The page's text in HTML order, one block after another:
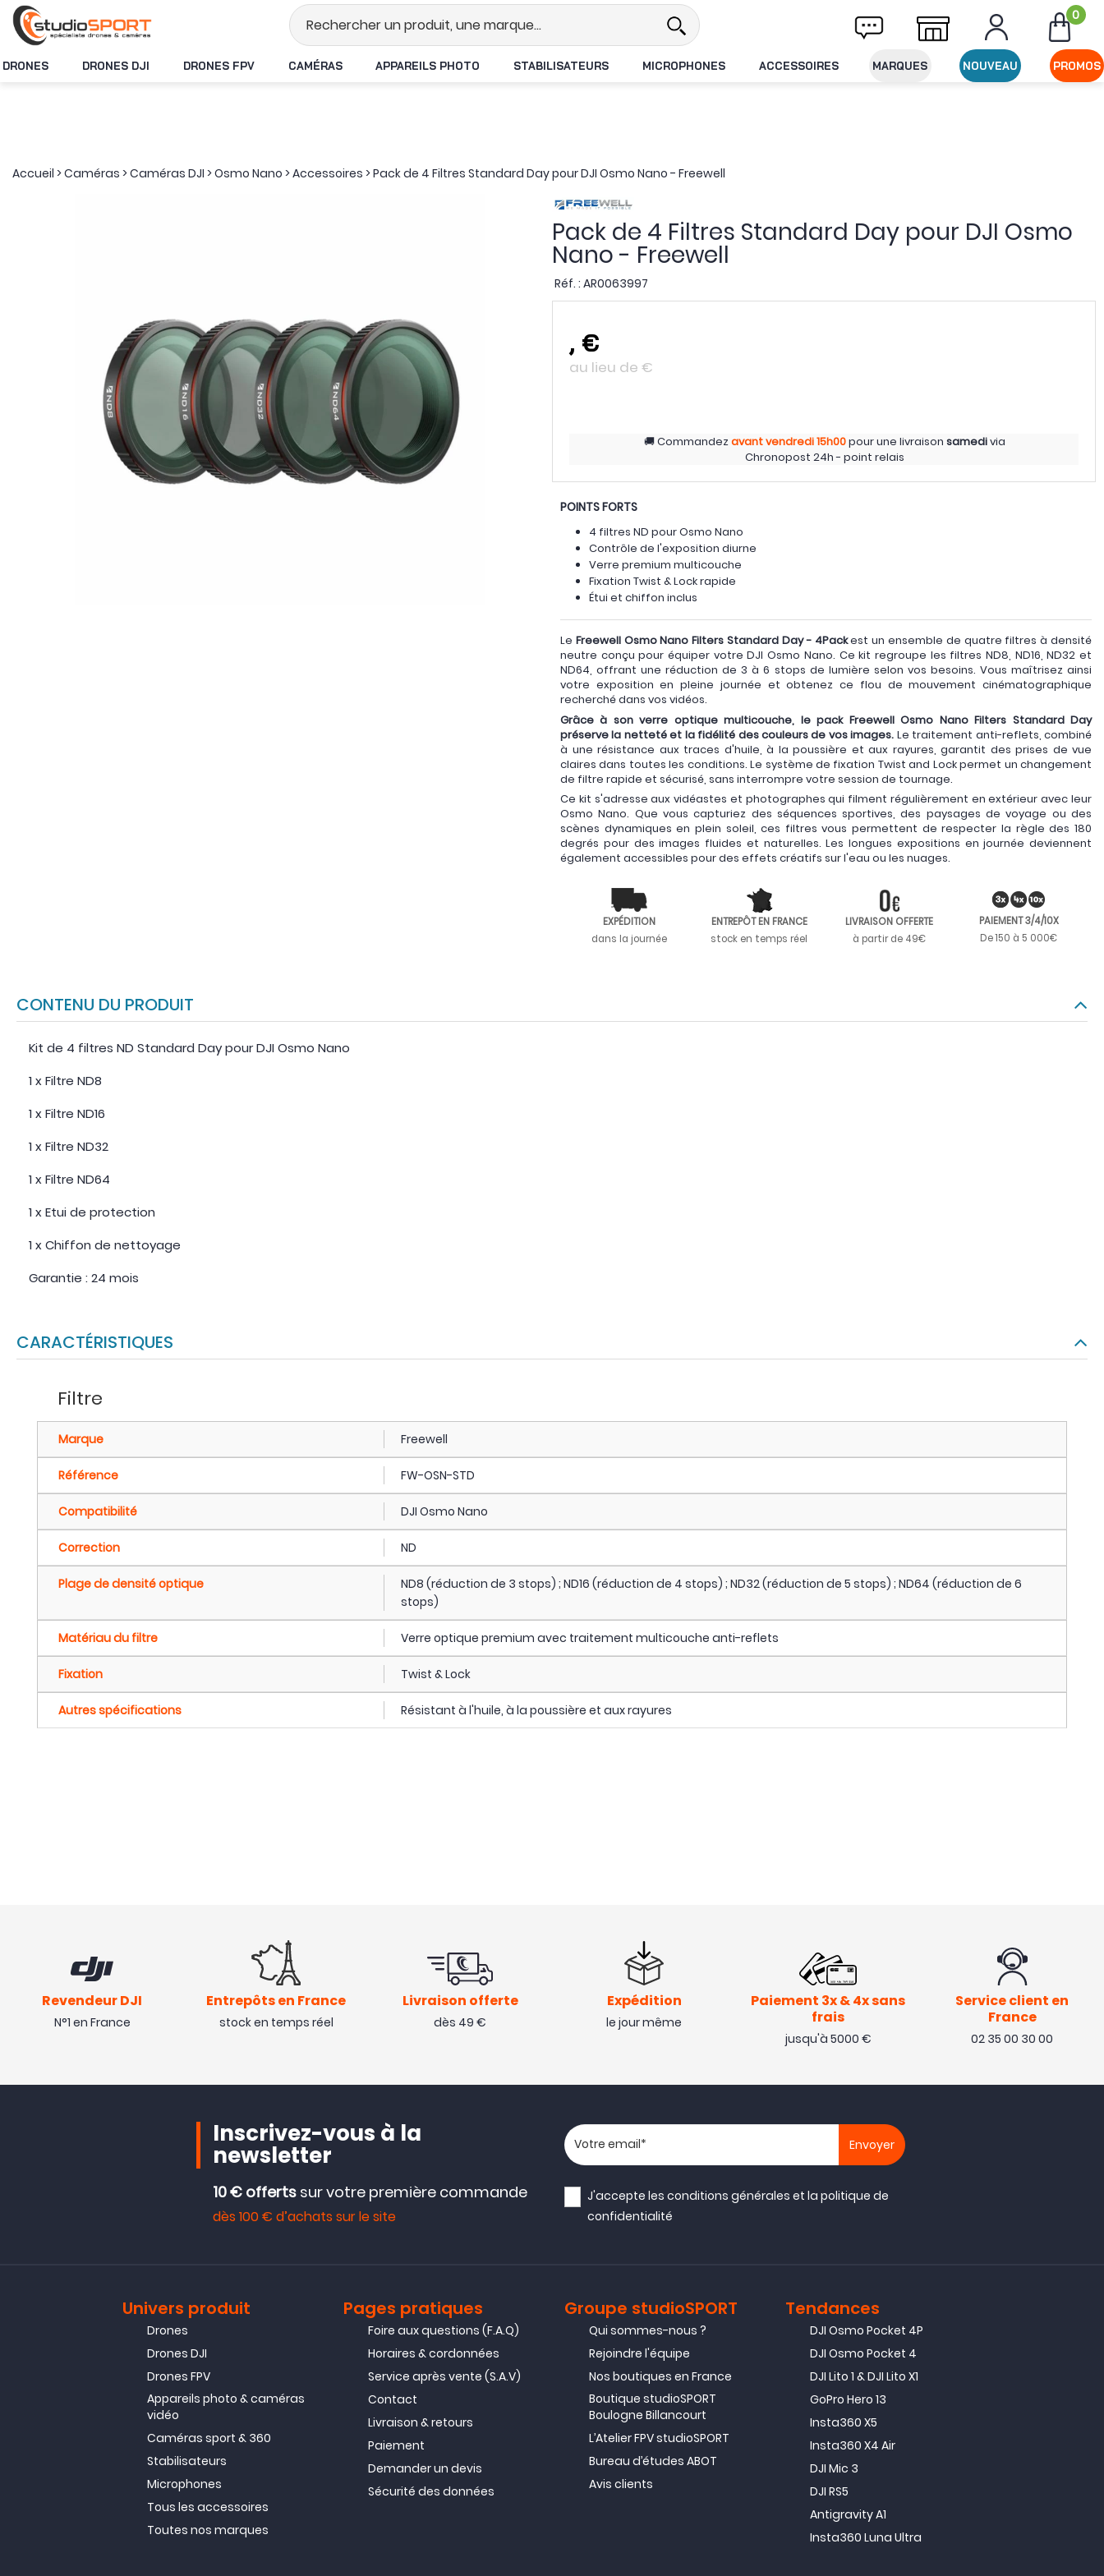
Stock en temps réel Livraison offerte dès 49€ d'achat 0
DRONES DRONES DJI DRONES FPV CAMÉRAS APPAREILS PHOTO STABILISATEURS MICROPHONES ACCESSOIRES MARQUES NOUVEAU PROMOS
Accueil >Caméras >Caméras DJI >Osmo Nano >Accessoires >Pack de 4 Filtres Standard Day pour DJI Osmo Nano - Freewell
Pack de 4 Filtres Standard Day pour DJI Osmo
Nano - Freewell
Réf. : AR0063997
, €
au lieu de €
Commandezavant vendredi15h00pour une livraison samedivia
Chronopost 24h - point relais
POINTS FORTS
4 filtres ND pour Osmo Nano
Contrôle de l'exposition diurne
Verre premium multicouche
Fixation Twist & Lock rapide
Étui et chiffon inclus
Le Freewell Osmo Nano Filters Standard Day - 4Packest un ensemble de quatre filtres à densité
neutre conçu pour équiper votre DJI Osmo Nano. Ce kit regroupe les filtres ND8, ND16, ND32 et
ND64, offrant une réduction de 3 à 6 stops de lumière selon vos besoins. Vous maîtrisez ainsi
votre exposition en pleine journée et obtenez ce flou de mouvement cinématographique
recherché dans vos vidéos.
Grâce à son verre optique multicouche, le pack Freewell Osmo Nano Filters Standard Day
préserve la netteté et la fidélité des couleurs de vos images. Le traitement anti-reflets, combiné
à une résistance aux traces d'huile, à la poussière et aux rayures, garantit des prises de vue
claires dans toutes les conditions. Le système de fixation Twist and Lock permet un changement
de filtre rapide et sécurisé, sans interrompre votre session de tournage.
Ce kit s'adresse aux vidéastes et photographes qui filment régulièrement en extérieur avec leur
Osmo Nano. Que vous capturiez des séquences sportives, des paysages de voyage ou des
scènes dynamiques en plein soleil, ces filtres vous permettent de respecter la règle des 180
degrés pour des images fluides et naturelles. Les longues expositions en journée deviennent
également accessibles pour des effets créatifs sur l'eau ou les nuages.
EXPÉDITION
dans la journée
ENTREPÔT EN FRANCE
stock en temps réel
LIVRAISON OFFERTE
à partir de 49€
PAIEMENT 3/4/10X
De 150 à 5 000€
CONTENU DU PRODUIT
Kit de 4 filtres ND Standard Day pour DJI Osmo Nano
1 x Filtre ND8
1 x Filtre ND16
1 x Filtre ND32
1 x Filtre ND64
1 x Etui de protection
1 x Chiffon de nettoyage
Garantie : 24 mois
CARACTÉRISTIQUES
Filtre
Marque Freewell
Référence FW-OSN-STD
Compatibilité DJI Osmo Nano
Correction ND
Plage de densité optique
ND8 (réduction de 3 stops) ; ND16 (réduction de 4 stops) ; ND32 (réduction de 5 stops) ; ND64 (réduction de 6
stops)
Matériau du filtre Verre optique premium avec traitement multicouche anti-reflets
Fixation Twist & Lock
Autres spécifications Résistant à l'huile, à la poussière et aux rayures
Revendeur DJI
N°1 en France
Entrepôts en France
stock en temps réel
Livraison offerte
dès 49 €
Expédition
le jour même
Paiement 3x & 4x sans
frais
jusqu'à 5000 €
Service client en
France
02 35 00 30 00
Inscrivez-vous à la
newsletter
10 € offerts sur votre première commande
dès 100 € d’achats sur le site
Votre adresse email
J'accepte lesconditions générales et lapolitique de
confidentialité
Univers produit
Drones
Drones DJI
Drones FPV
Appareils photo & caméras
vidéo
Caméras sport & 360
Stabilisateurs
Microphones
Tous les accessoires
Toutes nos marques
Pages pratiques
Foire aux questions (F.A.Q)
Horaires & cordonnées
Service après vente (S.A.V)
Contact
Livraison & retours
Paiement
Demander un devis
Sécurité des données
Groupe studioSPORT
Qui sommes-nous ?
Rejoindre l'équipe
Nos boutiques en France
Boutique studioSPORT
Boulogne Billancourt
L’Atelier FPV studioSPORT
Bureau d’études ABOT
Avis clients
Tendances
DJI Osmo Pocket 4P
DJI Osmo Pocket 4
DJI Lito 1 & DJI Lito X1
GoPro Hero 13
Insta360 X5
Insta360 X4 Air
DJI Mic 3
DJI RS5
Antigravity A1
Insta360 Luna Ultra